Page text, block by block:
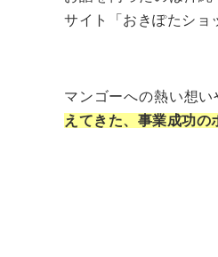
サイト「おきぽたショ
マンゴーへの熱い想
えてきた、事業成功の